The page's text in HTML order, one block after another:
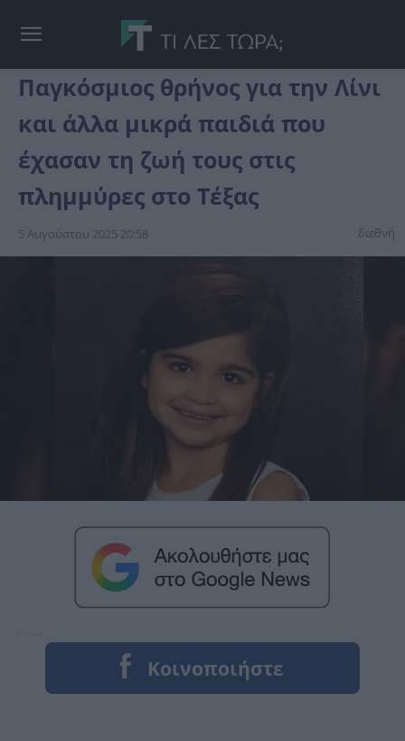
Παγκόσμιος θρήνος για την Λίνι
και άλλα μικρά παιδιά που
έχασαν τη ζωή τους στις
πλημμύρες στο Τέξας
5 Αυγούστου 2025 20:58 διεθνή